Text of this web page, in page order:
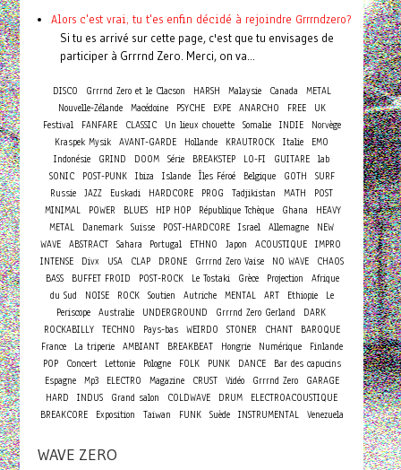
Alors c'est vrai, tu t'es enfin décidé à rejoindre Grrrndzero?
Si tu es arrivé sur cette page, c'est que tu envisages de
participer à Grrrnd Zero. Merci, on va...
DISCO Grrrnd Zero et le Clacson HARSH Malaysie Canada
METAL
Nouvelle-Zélande
Macédoine PSYCHE EXPE ANARCHO FREE
UK
Festival
FANFARE CLASSIC Un lieux chouette Somalie INDIE
Norvège
Kraspek Mysik AVANT-GARDE Hollande KRAUTROCK Italie
EMO
Indonésie
GRIND DOOM Série BREAKSTEP LO-FI GUITARE lab
SONIC
POST-PUNK Ibiza Islande Îles Féroé Belgique GOTH
SURF
Russie JAZZ Euskadi HARDCORE PROG Tadjikistan MATH
POST
MINIMAL
POWER BLUES HIP HOP République Tchèque Ghana
HEAVY
METAL
Danemark Suisse POST-HARDCORE Israel Allemagne
NEW
WAVE ABSTRACT Sahara Portugal ETHNO Japon ACOUSTIQUE IMPRO
INTENSE
Divx USA CLAP DRONE Grrrnd Zero Vaise NO WAVE
CHAOS
BASS
BUFFET FROID POST-ROCK Le Tostaki Grèce Projection
Afrique
du Sud
NOISE ROCK Soutien Autriche MENTAL ART Ethiopie
Le
Periscope
Australie UNDERGROUND Grrrnd Zero Gerland
DARK
ROCKABILLY
TECHNO Pays-bas WEIRDO STONER CHANT
BAROQUE
France
La triperie AMBIANT BREAKBEAT Hongrie Numérique
Finlande
POP
Concert Lettonie Pologne FOLK PUNK DANCE
Bar des capucins
Espagne
Mp3 ELECTRO Magazine CRUST Vidéo Grrrnd Zero
GARAGE
HARD
INDUS Grand salon COLDWAVE DRUM
ELECTROACOUSTIQUE
BREAKCORE
Exposition Taiwan FUNK Suède INSTRUMENTAL Venezuela
WAVE ZERO